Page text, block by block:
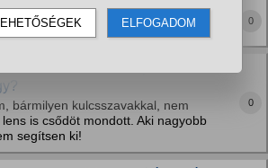
magas?
0
bármilyen kulcsszavakkal, nem
is csődöt mondott. Aki nagyobb
segítsen ki!
0